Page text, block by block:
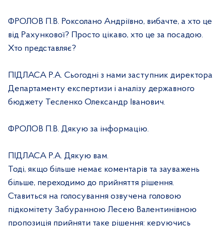
ФРОЛОВ П.В. Роксолано Андріївно, вибачте, а хто це
від Рахункової? Просто цікаво, хто це за посадою.
Хто представляє?
ПІДЛАСА Р.А. Сьогодні з нами заступник директора
Департаменту експертизи і аналізу державного
бюджету Тесленко Олександр Іванович.
ФРОЛОВ П.В. Дякую за інформацію.
ПІДЛАСА Р.А. Дякую вам.
Тоді, якщо більше немає коментарів та зауважень
більше, переходимо до прийняття рішення.
Ставиться на голосування озвучена головою
підкомітету Забуранною Лесею Валентинівною
пропозиція прийняти таке рішення: керуючись